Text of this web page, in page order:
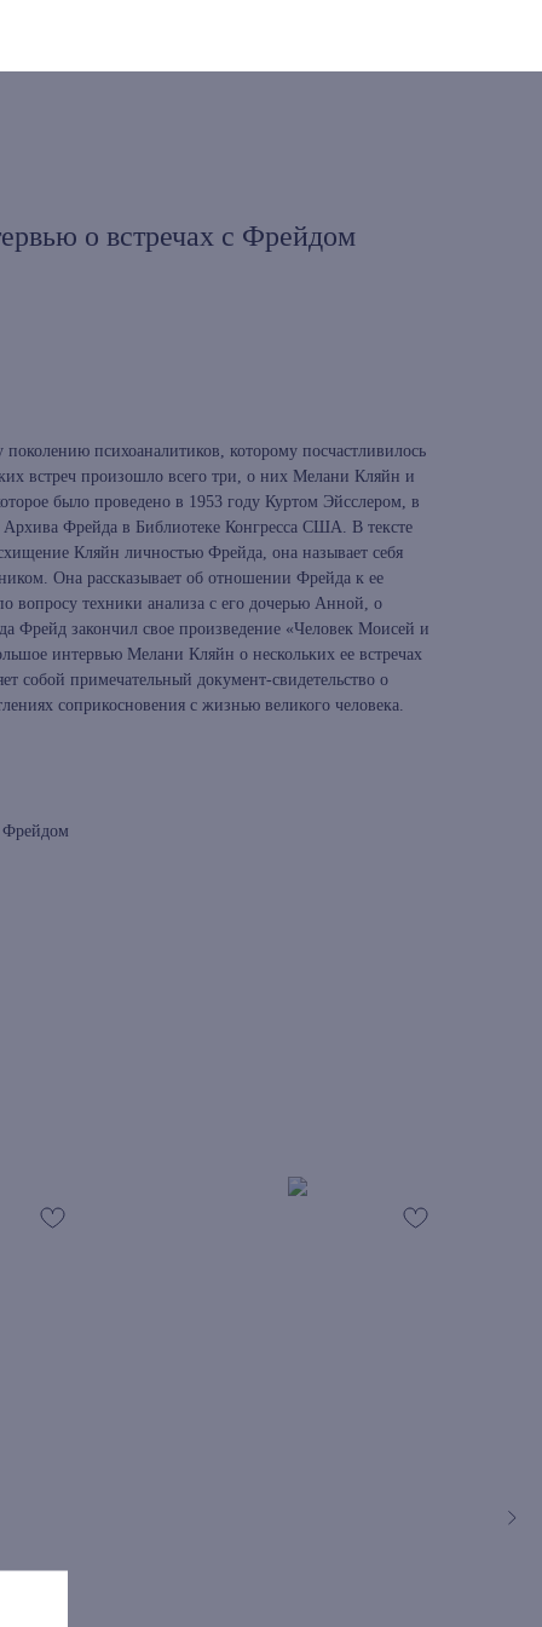
о встречах с Фрейдом
психоаналитиков, которому посчастливилось
встреч произошло всего три, о них Мелани Кляйн и
было проведено в 1953 году Куртом Эйсслером, в
Фрейда в Библиотеке Конгресса США. В тексте
Кляйн личностью Фрейда, она называет себя
Она рассказывает об отношении Фрейда к ее
вопросу техники анализа с его дочерью Анной, о
Фрейд закончил свое произведение «Человек Моисей и
интервью Мелани Кляйн о нескольких ее встречах
собой примечательный документ-свидетельство о
соприкосновения с жизнью великого человека.
Фрейдом